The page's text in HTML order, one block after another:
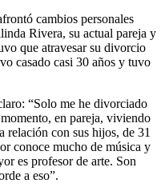
cambios personales
Rivera, su actual pareja y
que atravesar su divorcio
casado casi 30 años y tuvo
“Solo me he divorciado
en pareja, viviendo
relación con sus hijos, de 31
conoce mucho de música y
es profesor de arte. Son
a eso”.